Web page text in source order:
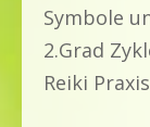
Symbole
2.Grad
Reiki